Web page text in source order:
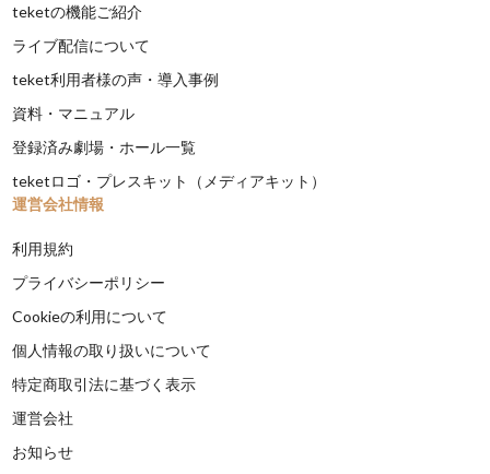
teketの機能ご紹介
ライブ配信について
teket利用者様の声・導入事例
資料・マニュアル
登録済み劇場・ホール一覧
teketロゴ・プレスキット（メディアキット）
運営会社情報
利用規約
プライバシーポリシー
Cookieの利用について
個人情報の取り扱いについて
特定商取引法に基づく表示
運営会社
お知らせ